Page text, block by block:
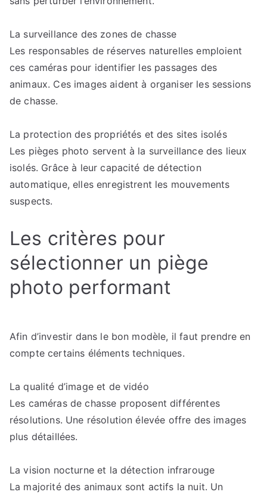
La surveillance des zones de chasse
Les responsables de réserves naturelles emploient
ces caméras pour identifier les passages des
animaux. Ces images aident à organiser les sessions
de chasse.
La protection des propriétés et des sites isolés
Les pièges photo servent à la surveillance des lieux
isolés. Grâce à leur capacité de détection
automatique, elles enregistrent les mouvements
suspects.
Les critères pour
sélectionner un piège
photo performant
Afin d’investir dans le bon modèle, il faut prendre en
compte certains éléments techniques.
La qualité d’image et de vidéo
Les caméras de chasse proposent différentes
résolutions. Une résolution élevée offre des images
plus détaillées.
La vision nocturne et la détection infrarouge
La majorité des animaux sont actifs la nuit. Un